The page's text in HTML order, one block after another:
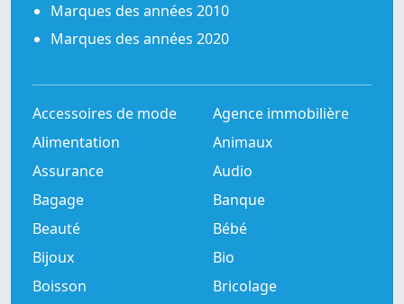
Marques des années 2010
Marques des années 2020
Accessoires de mode
Agence immobilière
Alimentation
Animaux
Assurance
Audio
Bagage
Banque
Beauté
Bébé
Bijoux
Bio
Boisson
Bricolage